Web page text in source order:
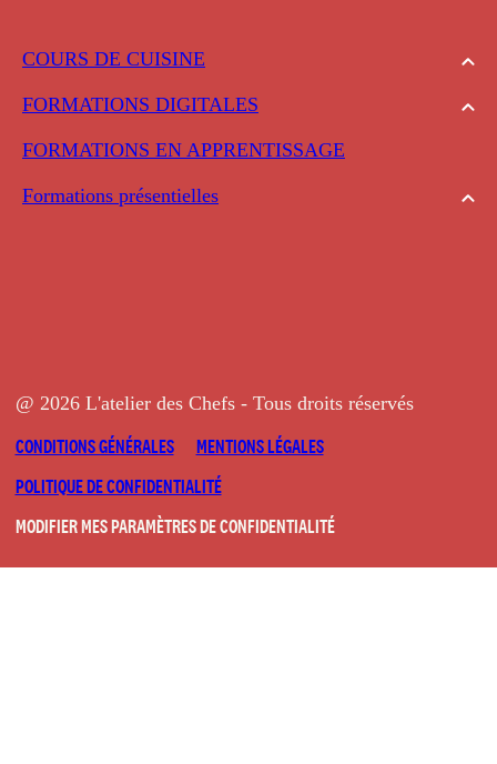
COURS DE CUISINE
FORMATIONS DIGITALES
FORMATIONS EN APPRENTISSAGE
Formations présentielles
@ 2026 L'atelier des Chefs - Tous droits réservés
CONDITIONS GÉNÉRALES
MENTIONS LÉGALES
POLITIQUE DE CONFIDENTIALITÉ
MODIFIER MES PARAMÈTRES DE CONFIDENTIALITÉ